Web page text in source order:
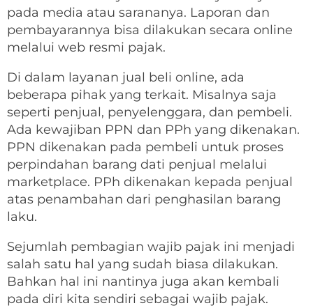
pada media atau sarananya. Laporan dan
pembayarannya bisa dilakukan secara online
melalui web resmi pajak.
Di dalam layanan jual beli online, ada
beberapa pihak yang terkait. Misalnya saja
seperti penjual, penyelenggara, dan pembeli.
Ada kewajiban PPN dan PPh yang dikenakan.
PPN dikenakan pada pembeli untuk proses
perpindahan barang dati penjual melalui
marketplace. PPh dikenakan kepada penjual
atas penambahan dari penghasilan barang
laku.
Sejumlah pembagian wajib pajak ini menjadi
salah satu hal yang sudah biasa dilakukan.
Bahkan hal ini nantinya juga akan kembali
pada diri kita sendiri sebagai wajib pajak.